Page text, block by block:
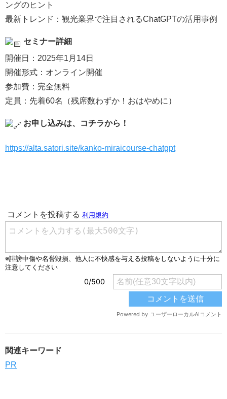
ングのヒント
最新トレンド：観光業界で注目されるChatGPTの活用事例
セミナー詳細
開催日：2025年1月14日
開催形式：オンライン開催
参加費：完全無料
定員：先着60名（残席数わずか！おはやめに）
お申し込みは、コチラから！
https://alta.satori.site/kanko-miraicourse-chatgpt
関連キーワード
PR